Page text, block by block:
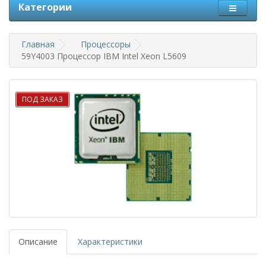
Категории
Главная
Процессоры
59Y4003 Процессор IBM Intel Xeon L5609
ПОД ЗАКАЗ
Описание Характеристики